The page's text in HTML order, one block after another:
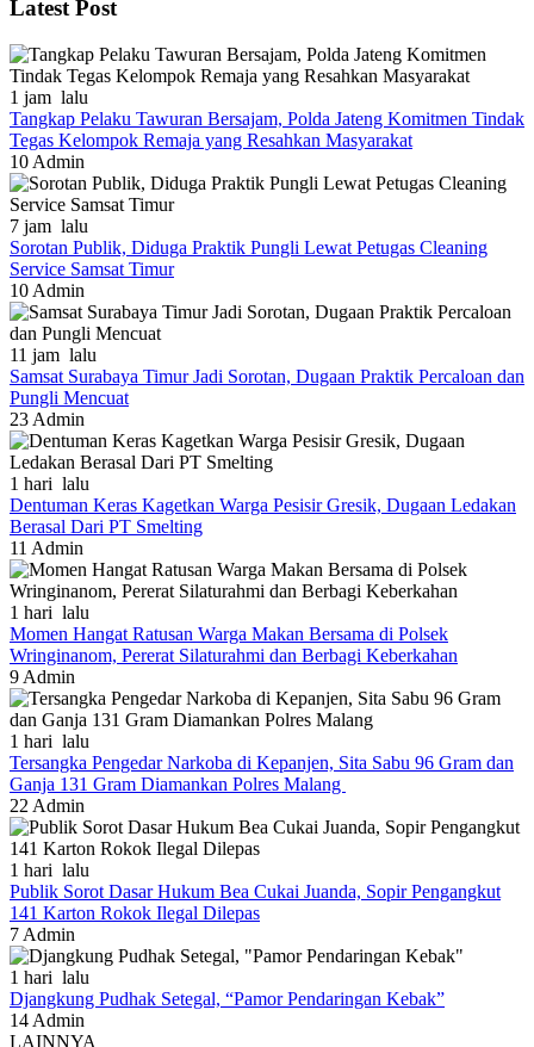
Latest Post
1 jam lalu
Tangkap Pelaku Tawuran Bersajam, Polda Jateng Komitmen Tindak
Tegas Kelompok Remaja yang Resahkan Masyarakat
10 Admin
7 jam lalu
Sorotan Publik, Diduga Praktik Pungli Lewat Petugas Cleaning
Service Samsat Timur
10 Admin
11 jam lalu
Samsat Surabaya Timur Jadi Sorotan, Dugaan Praktik Percaloan dan
Pungli Mencuat
23 Admin
1 hari lalu
Dentuman Keras Kagetkan Warga Pesisir Gresik, Dugaan Ledakan
Berasal Dari PT Smelting
11 Admin
1 hari lalu
Momen Hangat Ratusan Warga Makan Bersama di Polsek
Wringinanom, Pererat Silaturahmi dan Berbagi Keberkahan
9 Admin
1 hari lalu
Tersangka Pengedar Narkoba di Kepanjen, Sita Sabu 96 Gram dan
Ganja 131 Gram Diamankan Polres Malang
22 Admin
1 hari lalu
Publik Sorot Dasar Hukum Bea Cukai Juanda, Sopir Pengangkut
141 Karton Rokok Ilegal Dilepas
7 Admin
1 hari lalu
Djangkung Pudhak Setegal, “Pamor Pendaringan Kebak”
14 Admin
LAINNYA